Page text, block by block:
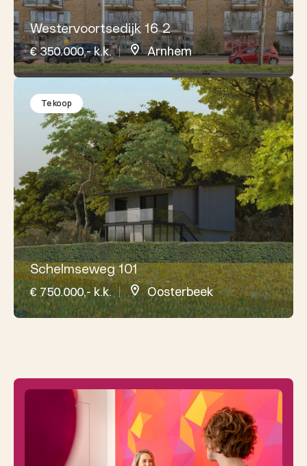
Westervoortsedijk 16 2
€ 350.000,- k.k. Arnhem
Schelmseweg 101
€ 750.000,- k.k. Oosterbeek
Te koop